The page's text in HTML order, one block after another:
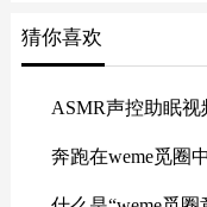
猜你喜欢
ASMR声控助眠
奔跑在weme觅圈